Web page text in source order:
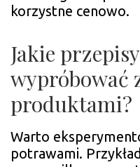
korzystne cenowo.
Jakie
wypróbować
produktami?
Warto
potrawami.